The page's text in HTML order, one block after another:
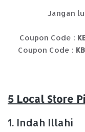
Jangan
Coupon Code :
Coupon Code :
5 Local Store
1. Indah Illahi